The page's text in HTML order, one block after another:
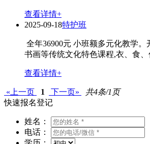
查看详情+
2025-09-18特护班
全年36900元 小班额多元化教学
书画等传统文化特色课程,衣、食
查看详情+
«上一页 1 下一页»
共4条/1页
快速报名登记
姓名：
电话：